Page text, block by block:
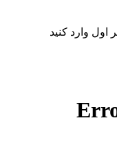
وارد کنید